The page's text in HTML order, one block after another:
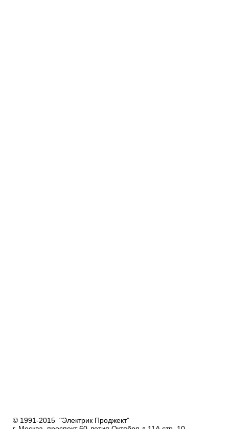
© 1991-2015 "Электрик Проджект"